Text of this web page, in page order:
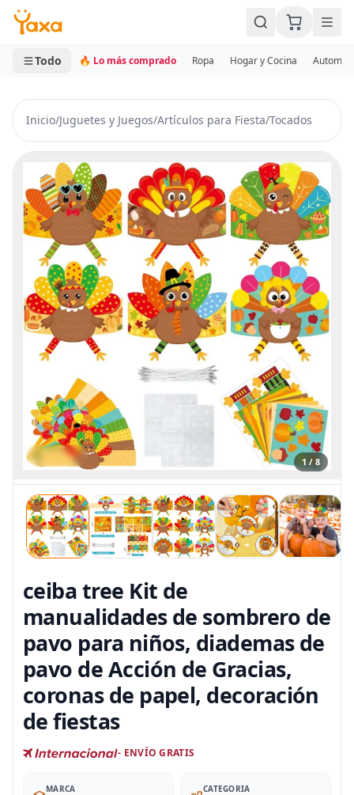
MINI CARRITO
0 productos
Todo 🔥 Lo más comprado Ropa Hogar y Cocina
Inicio/Juguetes y Juegos/Artículos para Fiesta/Tocados
1 / 8
ceiba tree Kit de
manualidades de sombrero de
pavo para niños, diademas de
pavo de Acción de Gracias,
coronas de papel, decoración
de fiestas
- ENVÍO GRATIS
MARCA CATEGORIA